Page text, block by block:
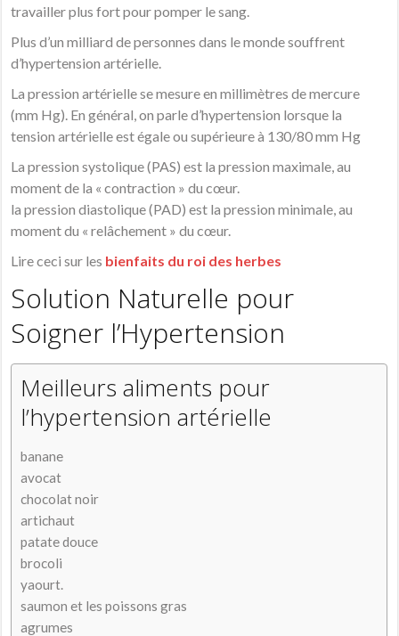
travailler plus fort pour pomper le sang.
Plus d’un milliard de personnes dans le monde souffrent
d’hypertension artérielle.
La pression artérielle se mesure en millimètres de mercure
(mm Hg). En général, on parle d’hypertension lorsque la
tension artérielle est égale ou supérieure à 130/80 mm Hg
La pression systolique (PAS) est la pression maximale, au
moment de la « contraction » du cœur.
la pression diastolique (PAD) est la pression minimale, au
moment du « relâchement » du cœur.
Lire ceci sur les bienfaits du roi des herbes
Solution Naturelle pour
Soigner l’Hypertension
Meilleurs aliments pour
l’hypertension artérielle
banane
avocat
chocolat noir
artichaut
patate douce
brocoli
yaourt.
saumon et les poissons gras
agrumes